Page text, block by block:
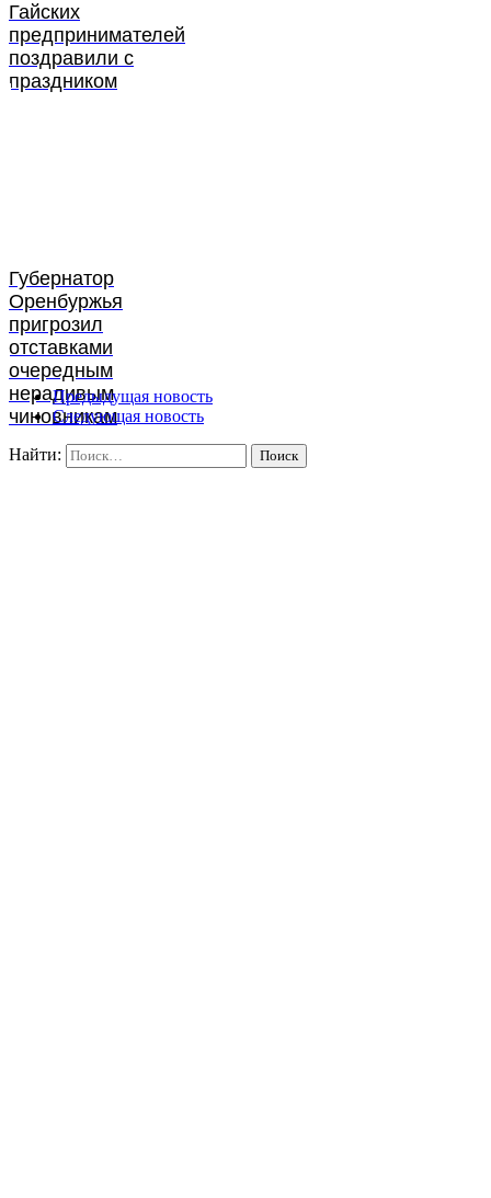
Гайских
предпринимателей
поздравили с
праздником
Губернатор
Оренбуржья
пригрозил
отставками
очередным
нерадивым
чиновникам
Предыдущая новость
Следующая новость
Найти: